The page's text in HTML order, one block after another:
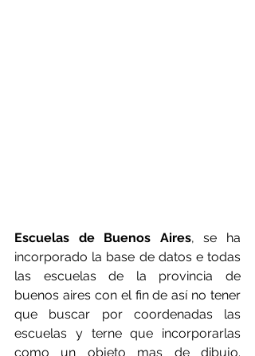
Escuelas de Buenos Aires, se ha
incorporado la base de datos e todas
las escuelas de la provincia de
buenos aires con el fin de así no tener
que buscar por coordenadas las
escuelas y terne que incorporarlas
como un objeto mas de dibujo.